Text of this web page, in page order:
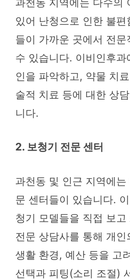
있어 난청으로 인한 불
들이 가까운 곳에서 전
수 있습니다. 이비인후과
인을 파악하고, 약물 치
술적 치료 등에 대한 상
니다.
2. 보청기 전문 센터
과천동 및 인근 지역에는
문 센터들이 있습니다.
청기 모델들을 직접 보
전문 상담사를 통해 개
생활 환경, 예산 등을 고
선택과 피팅(소리 조절)